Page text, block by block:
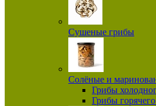
Сушеные грибы
Солёные и
Грибы
Грибы